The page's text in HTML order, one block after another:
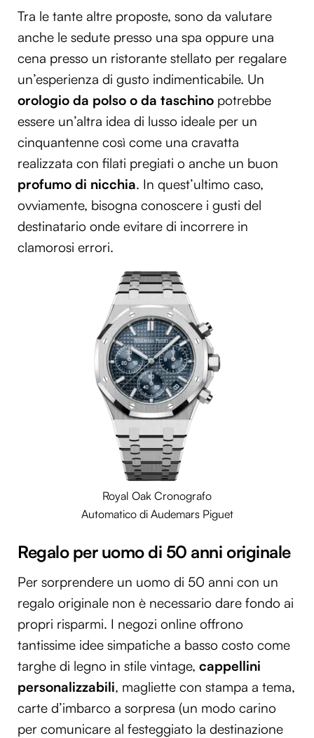
Tra le tante altre proposte, sono da valutare
anche le sedute presso una spa oppure una
cena presso un ristorante stellato per regalare
un’esperienza di gusto indimenticabile. Un
orologio da polso o da taschino potrebbe
essere un’altra idea di lusso ideale per un
cinquantenne così come una cravatta
realizzata con filati pregiati o anche un buon
profumo di nicchia. In quest’ultimo caso,
ovviamente, bisogna conoscere i gusti del
destinatario onde evitare di incorrere in
clamorosi errori.
Royal Oak Cronografo
Automatico di Audemars Piguet
Regalo per uomo di 50 anni originale
Per sorprendere un uomo di 50 anni con un
regalo originale non è necessario dare fondo ai
propri risparmi. I negozi online offrono
tantissime idee simpatiche a basso costo come
targhe di legno in stile vintage, cappellini
personalizzabili, magliette con stampa a tema,
carte d’imbarco a sorpresa (un modo carino
per comunicare al festeggiato la destinazione